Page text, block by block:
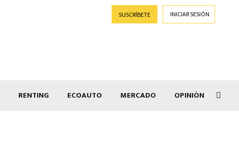
SUSCRÍBETE INICIAR SESIÓN
RENTING ECOAUTO MERCADO OPINIÓN